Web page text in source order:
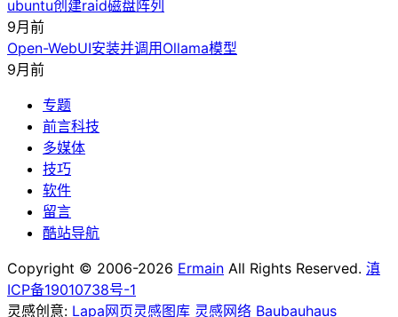
ubuntu创建raid磁盘阵列
9月前
Open-WebUI安装并调用Ollama模型
9月前
专题
前言科技
多媒体
技巧
软件
留言
酷站导航
Copyright © 2006-2026 Ermain All Rights Reserved. 滇
ICP备19010738号-1
灵感创意: Lapa网页灵感图库 灵感网络 Baubauhaus